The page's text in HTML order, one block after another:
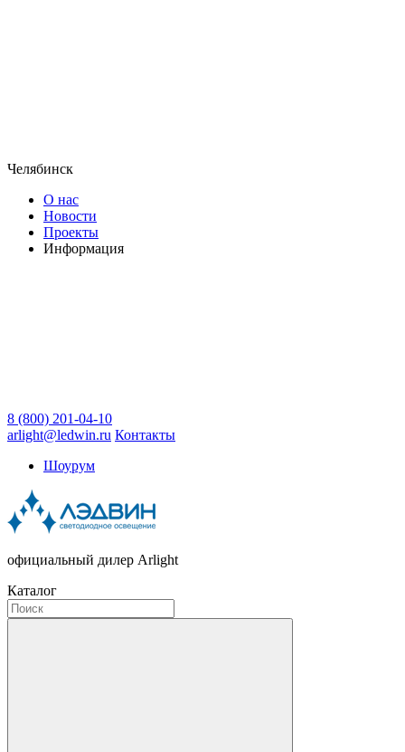
Челябинск
О нас
Новости
Проекты
Информация
8 (800) 201-04-10
arlight@ledwin.ru Контакты
Шоурум
официальный дилер Arlight
Каталог